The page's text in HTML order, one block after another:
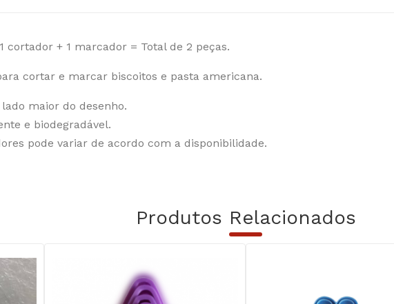
cortador + 1 marcador = Total de 2 peças.
cortar e marcar biscoitos e pasta americana.
maior do desenho.
e biodegradável.
pode variar de acordo com a disponibilidade.
Produtos Relacionados